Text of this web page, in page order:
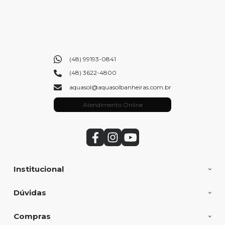
Institucional
Dúvidas
Compras
(48) 99193-0841
(48) 3622-4800
aquasol@aquasolbanheiras.com.br
Atendimento Online